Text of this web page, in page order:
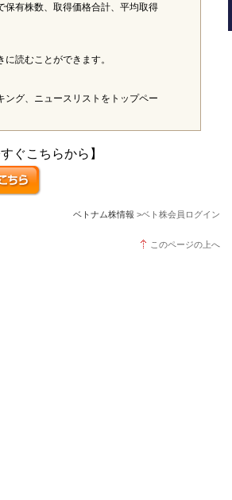
保有株数、取得価格合計、平均取得
読むことができます。
グ、ニュースリストをトップペー
ぐこちらから】
ベトナム株情報 >ベト株会員ログイン
このページの上へ